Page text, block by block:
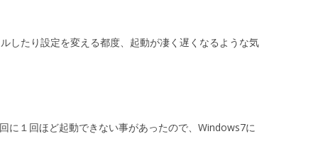
したり設定を変える都度、起動が凄く遅くなるような気
に１回ほど起動できない事があったので、Windows7に